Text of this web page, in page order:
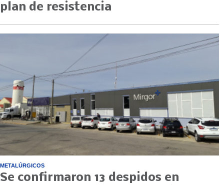
plan de resistencia
METALÚRGICOS
Se confirmaron 13 despidos en